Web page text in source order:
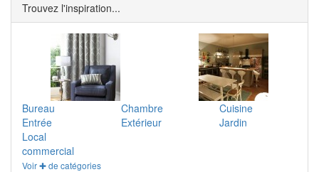
Trouvez l'inspiration...
Bureau Chambre
Cuisine
Entrée
Extérieur
Jardin
Local
commercial
Voir ✚ de catégories